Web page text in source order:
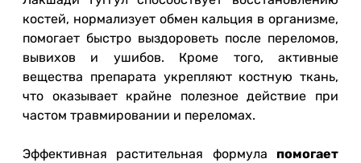
костей, нормализует обмен кальция в организме,
помогает быстро выздороветь после переломов,
вывихов и ушибов. Кроме того, активные
вещества препарата укрепляют костную ткань,
что оказывает крайне полезное действие при
частом травмировании и переломах.
Эффективная растительная формула помогает